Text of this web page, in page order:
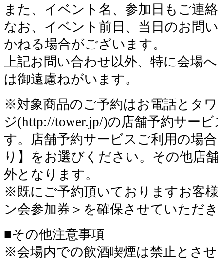
また、イベント名、参加日もご連
なお、イベント前日、当日のお問
かねる場合がございます。
上記お問い合わせ以外、特に会場
は御遠慮ねがいます。
※対象商品のご予約はお電話とタ
ジ(http://tower.jp/)の店舗予約サー
す。店舗予約サービスご利用の場
り】をお選びください。その他店
外となります。
※既にご予約頂いておりますお客
ン会参加券＞を確保させていただ
■その他注意事項
※会場内での飲酒喫煙は禁止とさ